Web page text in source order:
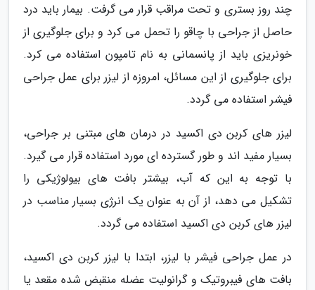
چند روز بستری و تحت مراقب قرار می گرفت. بیمار باید درد
حاصل از جراحی با چاقو را تحمل می کرد و برای جلوگیری از
خونریزی باید از پانسمانی به نام تامپون استفاده می کرد.
برای جلوگیری از این مسائل، امروزه از لیزر برای عمل جراحی
فیشر استفاده می گردد.
لیزر های کربن دی اکسید در درمان های مبتنی بر جراحی،
بسیار مفید اند و طور گسترده ای مورد استفاده قرار می گیرد.
با توجه به این که آب، بیشتر بافت های بیولوژیکی را
تشکیل می دهد، از آن به عنوان یک انرژی بسیار مناسب در
لیزر های کربن دی اکسید استفاده می گردد.
در عمل جراحی فیشر با لیزر، ابتدا با لیزر کربن دی اکسید،
بافت های فیبروتیک و گرانولیت عضله منقبض شده مقعد یا